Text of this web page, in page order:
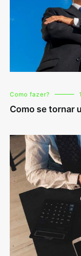
Como fazer?
Como se tornar